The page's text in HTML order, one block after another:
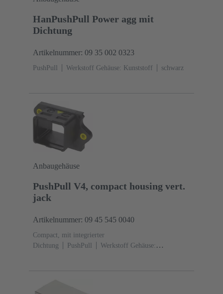
HanPushPull Power agg mit
Dichtung
Artikelnummer: 09 35 002 0323
PushPull Werkstoff Gehäuse: Kunststoff schwarz
Anbaugehäuse
PushPull V4, compact housing vert.
jack
Artikelnummer: 09 45 545 0040
Compact, mit integrierter
Dichtung
PushPull
Werkstoff Gehäuse: